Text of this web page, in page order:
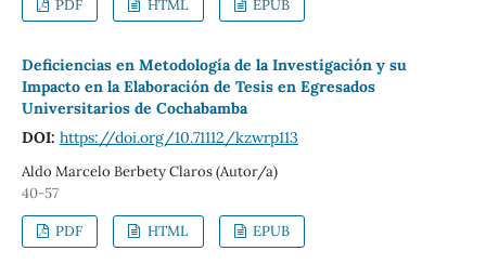
PDF HTML EPUB
Deficiencias en Metodología de la Investigación y su
Impacto en la Elaboración de Tesis en Egresados
Universitarios de Cochabamba
DOI: https://doi.org/10.71112/kzwrp113
Aldo Marcelo Berbety Claros (Autor/a)
40-57
PDF HTML EPUB